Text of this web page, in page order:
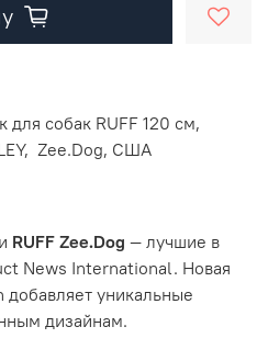
собак RUFF 120 см,
Zee.Dog, США
RUFF Zee.Dog — лучшие в
News International. Новая
добавляет уникальные
дизайнам.